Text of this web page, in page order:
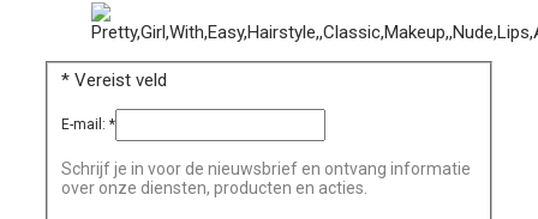
* Vereist veld
E-mail:*
Schrijf je in voor de nieuwsbrief en ontvang informatie
over onze diensten, producten en acties.